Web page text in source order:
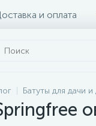
и оплата
Батуты для дачи